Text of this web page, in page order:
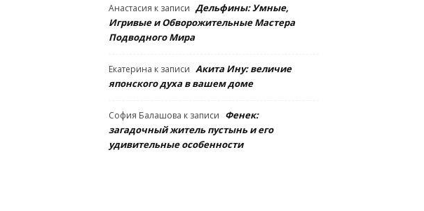
Анастасия к записи Дельфины: Умные,
Игривые и Обворожительные Мастера
Подводного Мира
Екатерина к записи Акита Ину: величие
японского духа в вашем доме
София Балашова к записи Фенек:
загадочный житель пустынь и его
удивительные особенности